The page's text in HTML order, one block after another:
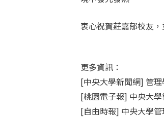
衷心祝賀莊嘉郁校友
更多資訊：
[中央大學新聞網] 管
[桃園電子報] 中央大
[自由時報] 中央大學